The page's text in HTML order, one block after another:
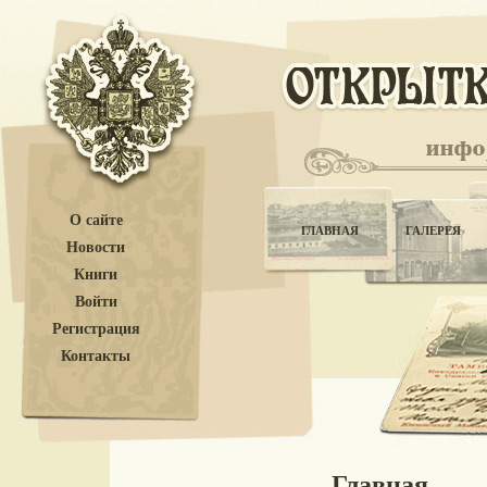
О сайте
Новости
Книги
Войти
Регистрация
Контакты
ГЛАВНАЯ ГАЛЕРЕЯ